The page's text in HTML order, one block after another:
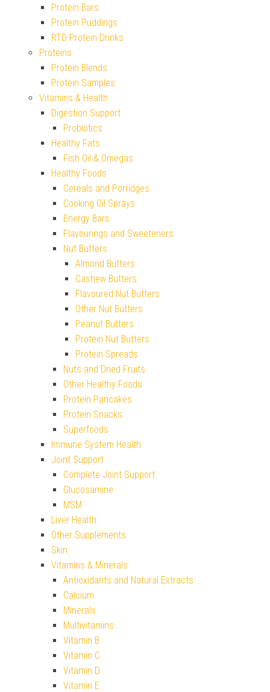
Protein Bars
Protein Puddings
RTD Protein Drinks
Proteins
Protein Blends
Protein Samples
Vitamins & Health
Digestion Support
Probiotics
Healthy Fats
Fish Oil & Omegas
Healthy Foods
Cereals and Porridges
Cooking Oil Sprays
Energy Bars
Flavourings and Sweeteners
Nut Butters
Almond Butters
Cashew Butters
Flavoured Nut Butters
Other Nut Butters
Peanut Butters
Protein Nut Butters
Protein Spreads
Nuts and Dried Fruits
Other Healthy Foods
Protein Pancakes
Protein Snacks
Superfoods
Immune System Health
Joint Support
Complete Joint Support
Glucosamine
MSM
Liver Health
Other Supplements
Skin
Vitamins & Minerals
Antioxidants and Natural Extracts
Calcium
Minerals
Multivitamins
Vitamin B
Vitamin C
Vitamin D
Vitamin E